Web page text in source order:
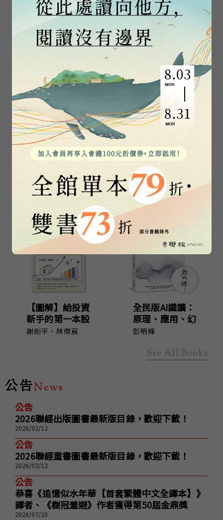
奧德賽（暢銷
80年英譯全
本，不朽中譯珍
荷馬
伊利亞德（暢銷
80年英譯全
本，不朽中譯珍
荷馬
3
個無關緊要的年
分
黃仁宇
TOP 4
鵝之書
李翊雲
【圖解】給投資
新手的第一本股
票理財書
謝劍平 、 林傑宸
全民版AI識讀：
原理、應用、幻
覺與誤區（作者
彭明輝
See All Books
公告News
公告
2026聯經出版圖書最新版目錄，歡迎下載！
2026/02/12
公告
2026聯經童書圖書最新版目錄，歡迎下載！
2026/02/12
公告
恭喜《追憶似水年華【首套繁體中文全譯本】》
譯者、《樹冠羞避》作者獲得第50屆金鼎獎
2026/07/20